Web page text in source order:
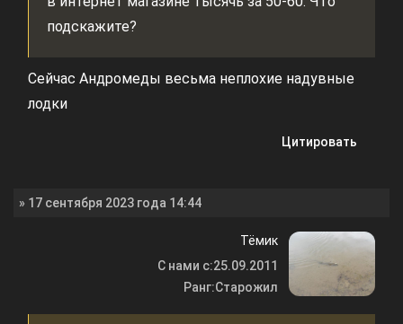
подскажите?
Сейчас Андромеды весьма неплохие надувные
лодки
Цитировать
» 17 сентября 2023 года 14:44
Тёмик
С нами с:25.09.2011
Ранг:Старожил